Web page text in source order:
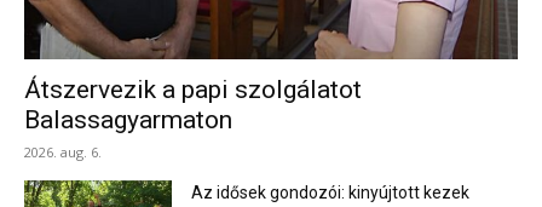
Átszervezik a papi szolgálatot
Balassagyarmaton
2026. aug. 6.
Az idősek gondozói: kinyújtott kezek